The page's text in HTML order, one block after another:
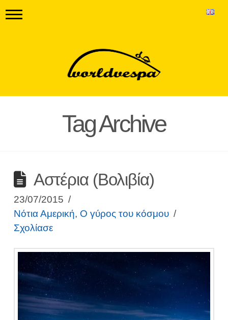
Tag Archive
Αστέρια (Βολιβία)
23/07/2015
Νότια Αμερική, Ο γύρος του κόσμου
Σχολίασε